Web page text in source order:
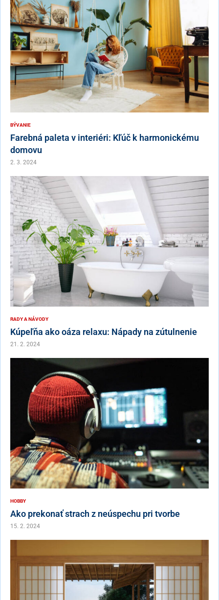
BÝVANIE
Farebná paleta v interiéri: Kľúč k harmonickému
domovu
2. 3. 2024
RADY A NÁVODY
Kúpeľňa ako oáza relaxu: Nápady na zútulnenie
21. 2. 2024
HOBBY
Ako prekonať strach z neúspechu pri tvorbe
15. 2. 2024